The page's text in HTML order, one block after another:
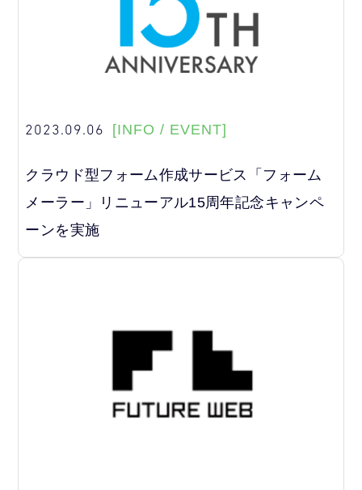
2023.09.06 [INFO / EVENT]
クラウド型フォーム作成サービス「フォーム
メーラー」リニューアル15周年記念キャンペ
ーンを実施